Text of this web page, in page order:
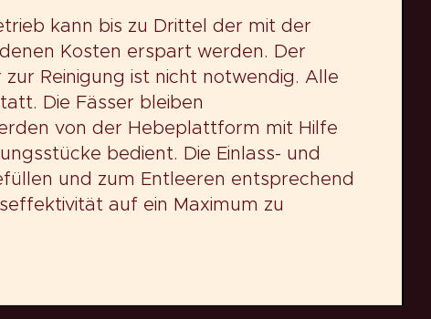
kann bis zu Drittel der mit der
Kosten erspart werden. Der
Reinigung ist nicht notwendig. Alle
Die Fässer bleiben
von der Hebeplattform mit Hilfe
bedient. Die Einlass- und
und zum Entleeren entsprechend
auf ein Maximum zu